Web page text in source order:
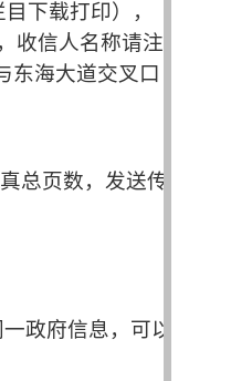
目下载打印），
收信人名称请注
东海大道交叉口
总页数，发送传
政府信息，可以